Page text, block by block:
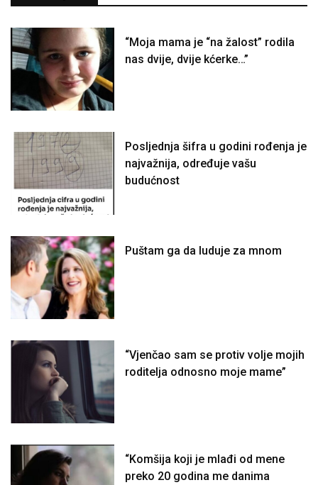
“Moja mama je “na žalost” rodila
nas dvije, dvije kćerke…”
Posljednja šifra u godini rođenja je
najvažnija, određuje vašu
budućnost
Puštam ga da luduje za mnom
“Vjenčao sam se protiv volje mojih
roditelja odnosno moje mame”
“Komšija koji je mlađi od mene
preko 20 godina me danima